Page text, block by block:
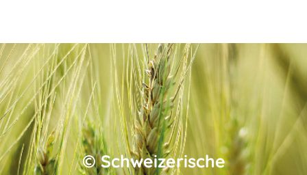
©Schweizerische